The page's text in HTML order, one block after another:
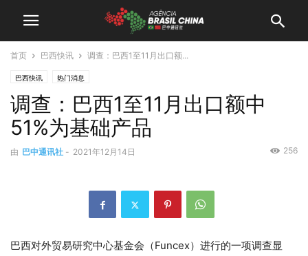
首页 巴西快讯 调查：巴西1至11月出口额...
巴西快讯 热门消息
调查：巴西1至11月出口额中
51%为基础产品
由 巴中通讯社 - 2021年12月14日 256
巴西对外贸易研究中心基金会（Funcex）进行的一项调查显